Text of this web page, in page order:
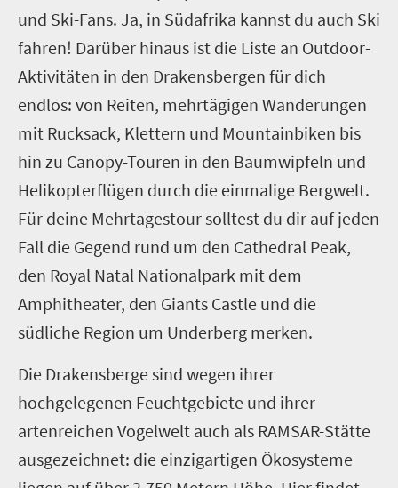
und Ski-Fans. Ja, in Südafrika kannst du auch Ski
fahren! Darüber hinaus ist die Liste an Outdoor-
Aktivitäten in den Drakensbergen für dich
endlos: von Reiten, mehrtägigen Wanderungen
mit Rucksack, Klettern und Mountainbiken bis
hin zu Canopy-Touren in den Baumwipfeln und
Helikopterflügen durch die einmalige Bergwelt.
Für deine Mehrtagestour solltest du dir auf jeden
Fall die Gegend rund um den Cathedral Peak,
den Royal Natal Nationalpark mit dem
Amphitheater, den Giants Castle und die
südliche Region um Underberg merken.
Die Drakensberge sind wegen ihrer
hochgelegenen Feuchtgebiete und ihrer
artenreichen Vogelwelt auch als RAMSAR-Stätte
ausgezeichnet: die einzigartigen Ökosysteme